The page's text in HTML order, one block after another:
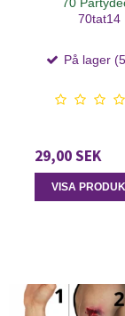
70tat14
På lager
29,00 SEK
VISA